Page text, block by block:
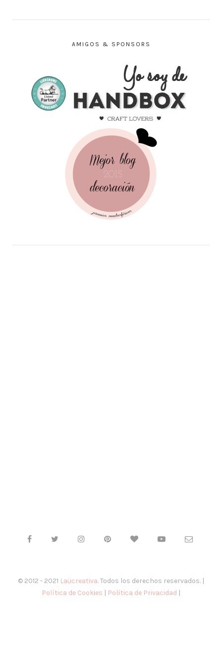
AMIGOS & SPONSORS
© 2012 - 2021 Laücreativa. Todos los derechos reservados. |
Política de Cookies | Política de Privacidad |